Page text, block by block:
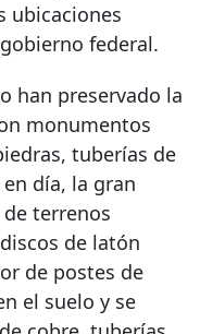
ubicaciones
federal.
han preservado la
monumentos
tuberías de
día, la gran
terrenos
de latón
de postes de
el suelo y se